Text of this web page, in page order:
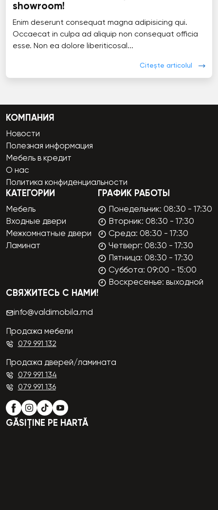
showroom!
Enim deserunt consequat magna adipisicing qui.
Occaecat in culpa ad aliquip non consequat officia
esse. Non ea dolore liberiticosal...
Citește articolul
КОМПАНИЯ
Новости
Полезная информация
Мебель в кредит
О нас
Политика конфиденциальности
КАТЕГОРИИ
Мебель
Входные двери
Межкомнатные двери
Ламинат
ГРАФИК РАБОТЫ
Понедельник: 08:30 - 17:30
Вторник: 08:30 - 17:30
Среда: 08:30 - 17:30
Четверг: 08:30 - 17:30
Пятница: 08:30 - 17:30
Суббота: 09:00 - 15:00
Воскресенье: выходной
СВЯЖИТЕСЬ С НАМИ!
info@valdimobila.md
Продажа мебели
079 991 132
Продажа дверей/ламината
079 991 134
079 991 136
GĂSIȚINE PE HARTĂ